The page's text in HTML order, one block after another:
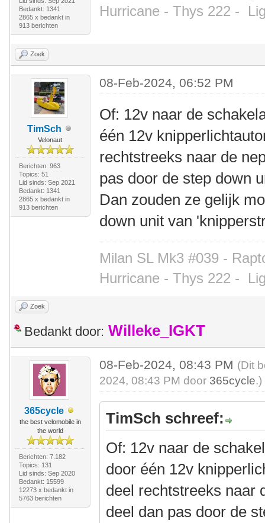
Bedankt: 1341
2865 x bedankt in
913 berichten
Hurricane - Thys 222 -
Zoek
TimSch
Velonaut
Berichten: 963
Topics: 51
Lid sinds: Sep 2021
Bedankt: 1341
2865 x bedankt in
913 berichten
08-Feb-2024, 06:52 PM
Of: 12v naar de
één 12v
rechtstreeks naar de
pas door de step down
Dan zouden ze gelijk
down unit van
Milan SL Mk3 #039 -
Hurricane - Thys 222 -
Zoek
Bedankt door: Willeke_IGKT
365cycle
the best velomobile in
the world
Berichten: 7.182
Topics: 131
Lid sinds: Sep 2020
Bedankt: 15599
12273 x bedankt in
5763 berichten
08-Feb-2024, 08:43 PM (Dit
2024, 08:43 PM door 365cycle.)
TimSch schreef:
Of: 12v naar de
door één 12v
deel rechtstreeks naar
deel dan pas door de